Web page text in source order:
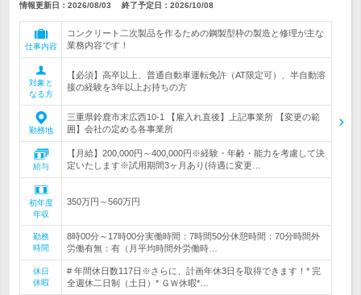
情報更新日：2026/08/03 終了予定日： 2026/10/08
仕事内容
コンクリート二次製品を作るための鋼製型枠の製造と修理が主な
業務内容です！
対象と
なる方
【必須】高卒以上、普通自動車運転免許（AT限定可）、半自動溶
接の経験を3年以上お持ちの方
勤務地
三重県鈴鹿市末広西10-1 【雇入れ直後】上記事業所 【変更の範
囲】会社の定める各事業所
給与
【月給】200,000円～400,000円※経験・年齢・能力を考慮して決
定いたします※試用期間3ヶ月あり(待遇に変更…
初年度
年収
350万円～560万円
勤務
時間
8時00分～17時00分実働時間：7時間50分休憩時間：70分時間外
労働有無：有（月平均時間外労働時…
休日
休暇
# 年間休日数117日※さらに、計画年休3日を取得できます！* 完
全週休二日制（土日）* ＧＷ休暇*…